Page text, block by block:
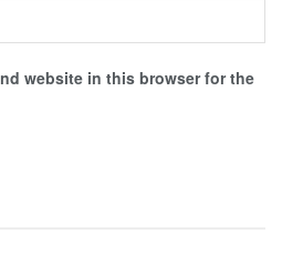
website in this browser for the